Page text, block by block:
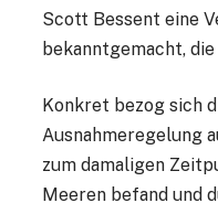
Scott Bessent eine
bekanntgemacht,
Konkret bezog sich
Ausnahmeregelung
zum damaligen
Meeren befand und